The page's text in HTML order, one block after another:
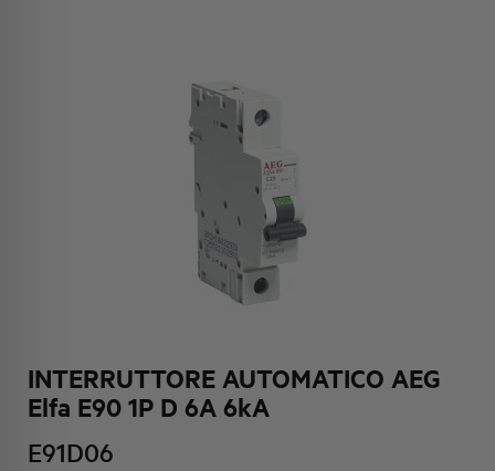
INTERRUTTORE AUTOMATICO AEG
Elfa E90 1P D 6A 6kA
E91D06
IDENTITÀ AZIENDALE
ATTIVITÀ E MERCATI